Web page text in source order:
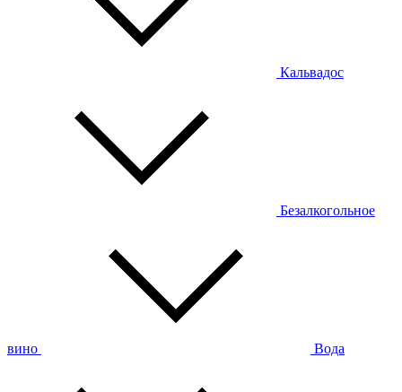
Кальвадос
Безалкогольное
вино Вода